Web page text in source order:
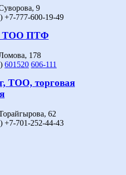
9
+7-777-600-19-49
ТОО ПТФ
178
601520 606-111
ТОО, торговая
62
+7-701-252-44-43